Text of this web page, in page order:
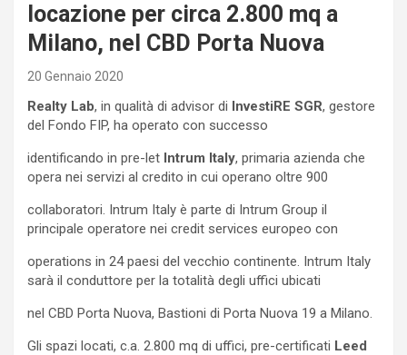
locazione per circa 2.800 mq a
Milano, nel CBD Porta Nuova
20 Gennaio 2020
Realty Lab, in qualità di advisor di InvestiRE SGR, gestore
del Fondo FIP, ha operato con successo
identificando in pre-let Intrum Italy, primaria azienda che
opera nei servizi al credito in cui operano oltre 900
collaboratori. Intrum Italy è parte di Intrum Group il
principale operatore nei credit services europeo con
operations in 24 paesi del vecchio continente. Intrum Italy
sarà il conduttore per la totalità degli uffici ubicati
nel CBD Porta Nuova, Bastioni di Porta Nuova 19 a Milano.
Gli spazi locati, c.a. 2.800 mq di uffici, pre-certificati Leed